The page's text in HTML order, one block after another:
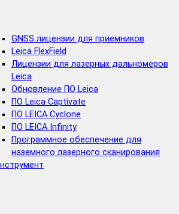
GNSS лицензии для приемников
Leica FlexField
Лицензии для лазерных дальномеров
Leica
Обновление ПО Leica
ПО Leica Captivate
ПО LEICA Cyclone
ПО LEICA Infinity
Программное обеспечение для
наземного лазерного сканирования